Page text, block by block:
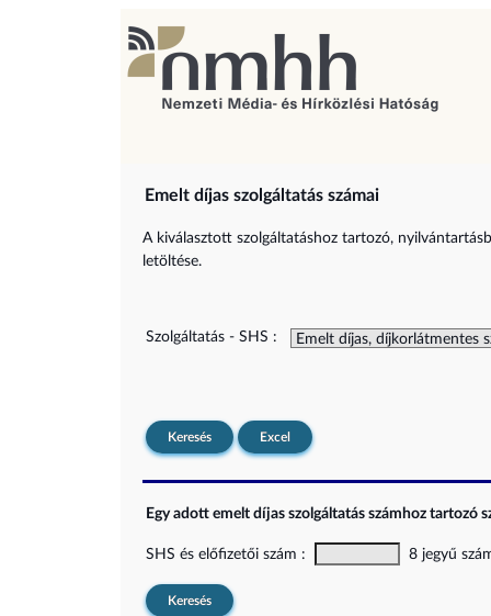
Emelt díjas szolgáltatás számai
A kiválasztott szolgáltatáshoz tartozó,
letöltése.
Szolgáltatás - SHS :
Keresés Excel
Egy adott emelt díjas szolgáltatás számhoz tartozó
SHS és előfizetői szám : 8 jegyű
Keresés